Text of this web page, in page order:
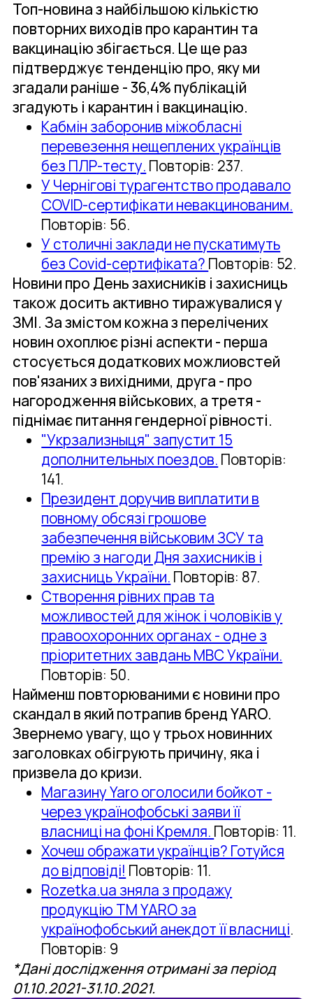
Топ-новина з найбільшою кількістю
повторних виходів про карантин та
вакцинацію збігається. Це ще раз
підтверджує тенденцію про, яку ми
згадали раніше - 36,4% публікацій
згадують і карантин і вакцинацію.
Кабмін заборонив міжобласні
перевезення нещеплених українців
без ПЛР-тесту. Повторів: 237.
У Чернігові турагентство продавало
COVID-сертифікати невакцинованим.
Повторів: 56.
У столичні заклади не пускатимуть
без Covid-сертифіката? Повторів: 52.
Новини про День захисників і захисниць
також досить активно тиражувалися у
ЗМІ. За змістом кожна з перелічених
новин охоплює різні аспекти - перша
стосується додаткових можлиовстей
пов'язаних з вихідними, друга - про
нагородження військових, а третя -
піднімає питання гендерної рівності.
"Укрзализныця" запустит 15
дополнительных поездов. Повторів:
141.
Президент доручив виплатити в
повному обсязі грошове
забезпечення військовим ЗСУ та
премію з нагоди Дня захисників і
захисниць України. Повторів: 87.
Створення рівних прав та
можливостей для жінок і чоловіків у
правоохоронних органах - одне з
пріоритетних завдань МВС України.
Повторів: 50.
Найменш повторюваними є новини про
скандал в який потрапив бренд YARO.
Звернемо увагу, що у трьох новинних
заголовках обігрують причину, яка і
призвела до кризи.
Магазину Yaro оголосили бойкот -
через українофобські заяви її
власниці на фоні Кремля. Повторів: 11.
Хочеш ображати українців? Готуйся
до відповіді! Повторів: 11.
Rozetka.ua зняла з продажу
продукцію ТМ YARO за
українофобський анекдот її власниці.
Повторів: 9
*Дані дослідження отримані за період
01.10.2021-31.10.2021.